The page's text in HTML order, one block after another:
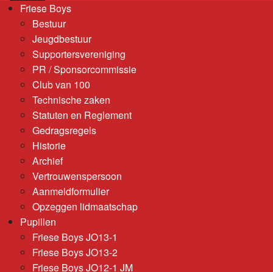
Friese Boys
Bestuur
Jeugdbestuur
Supportersvereniging
PR / Sponsorcommissie
Club van 100
Technische zaken
Statuten en Reglement
Gedragsregels
Historie
Archief
Vertrouwenspersoon
Aanmeldformulier
Opzeggen lidmaatschap
Pupillen
Friese Boys JO13-1
Friese Boys JO13-2
Friese Boys JO12-1 JM